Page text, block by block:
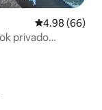
Calificación
4.98 (66)